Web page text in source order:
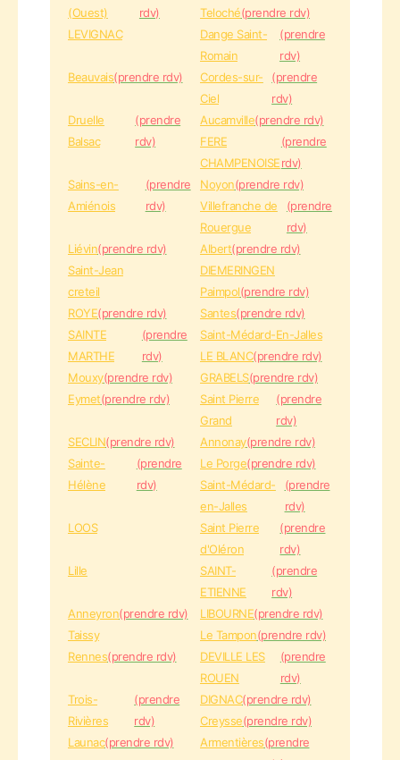
(Ouest)
rdv)
Teloché(prendre rdv)
LEVIGNAC
Dange Saint-
Romain
(prendre
rdv)
Beauvais(prendre rdv)
Cordes-sur-
Ciel
(prendre
rdv)
Druelle
Balsac
(prendre
rdv)
Aucamville(prendre rdv)
FERE
CHAMPENOISE
(prendre
rdv)
Sains-en-
Amiénois
(prendre
rdv)
Noyon(prendre rdv)
Villefranche de
Rouergue
(prendre
rdv)
Liévin(prendre rdv) Albert(prendre rdv)
Saint-Jean
DIEMERINGEN
creteil
Paimpol(prendre rdv)
ROYE(prendre rdv) Santes(prendre rdv)
SAINTE
MARTHE
(prendre
rdv)
Saint-Médard-En-Jalles
LE BLANC(prendre rdv)
Mouxy(prendre rdv) GRABELS(prendre rdv)
Eymet(prendre rdv)
Saint Pierre
Grand
(prendre
rdv)
SECLIN(prendre rdv) Annonay(prendre rdv)
Sainte-
Hélène
(prendre
rdv)
Le Porge(prendre rdv)
Saint-Médard-
en-Jalles
(prendre
rdv)
LOOS
Saint Pierre
d'Oléron
(prendre
rdv)
Lille
SAINT-
ETIENNE
(prendre
rdv)
Anneyron(prendre rdv) LIBOURNE(prendre rdv)
Taissy
Le Tampon(prendre rdv)
Rennes(prendre rdv)
DEVILLE LES
ROUEN
(prendre
rdv)
Trois-
Rivières
(prendre
rdv)
DIGNAC(prendre rdv)
Creysse(prendre rdv)
Launac(prendre rdv) Armentières(prendre